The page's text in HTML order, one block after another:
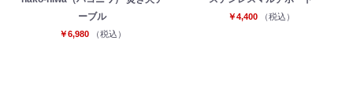
ーブル
￥6,980 （税込）
￥4,400 （税込）
お買い物を続ける カートへ進む